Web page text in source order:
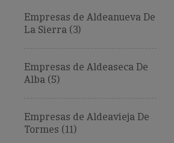
Empresas de Aldeanueva De
La Sierra (3)
Empresas de Aldeaseca De
Alba (5)
Empresas de Aldeavieja De
Tormes (11)